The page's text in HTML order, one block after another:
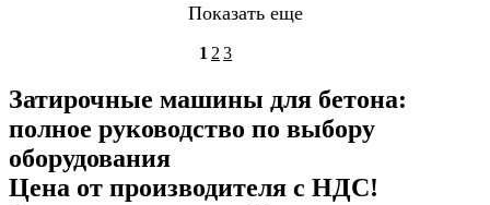
Показать еще
1 2 3
Затирочные машины для бетона:
полное руководство по выбору
оборудования
Цена от производителя с НДС!